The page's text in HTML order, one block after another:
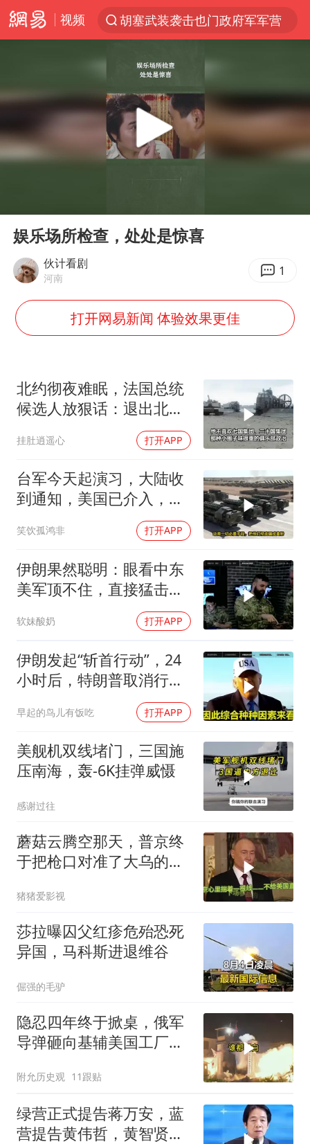
视频
胡塞武装袭击也门政府军军营
东航：国内客票提前14天免费退改
台风白海豚中心风力增强
向鹏0-3不敌张本智和
“新疆阿勒泰八月能滑雪”不实
陈幸同晋级WTT横滨冠军赛8强
宇树科技中一签需缴款7.54万元
百花奖开幕式
广东雷州通报特教老师招聘违规事件
两名乘客在飞机上因调节座椅起冲突
夯实基础开新局
Play
娱乐场所检查，处处是惊喜
伙计看剧
河南 1
打开网易新闻 体验效果更佳
北约彻夜难眠，法国总统
候选人放狠话：退出北
挂肚逍遥心 打开APP
台军今天起演习，大陆收
到通知，美国已介入，日
笑饮孤鸿非 打开APP
伊朗果然聪明：眼看中东
美军顶不住，直接猛击要
软妹酸奶 打开APP
伊朗发起“斩首行动”，24
小时后，特朗普取消行
早起的鸟儿有饭吃 打开APP
美舰机双线堵门，三国施
压南海，轰-6K挂弹威慑
感谢过往
蘑菇云腾空那天，普京终
于把枪口对准了大乌的军
猪猪爱影视
莎拉曝囚父红疹危殆恐死
异国，马科斯进退维谷
倔强的毛驴
隐忍四年终于掀桌，俄军
导弹砸向基辅美国工厂，
附允历史观 11跟贴
绿营正式提告蒋万安，蓝
营提告黄伟哲，黄智贤不